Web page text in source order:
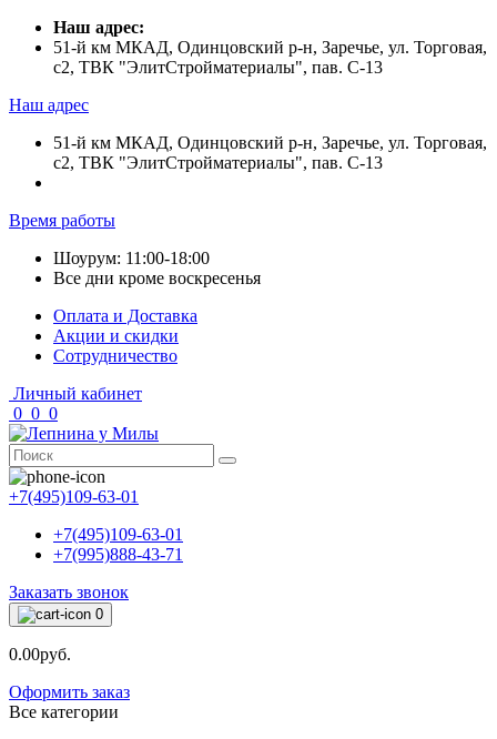
Наш адрес:
51-й км МКАД, Одинцовский р-н, Заречье, ул. Торговая,
с2, ТВК "ЭлитСтройматериалы", пав. С-13
Наш адрес
51-й км МКАД, Одинцовский р-н, Заречье, ул. Торговая,
с2, ТВК "ЭлитСтройматериалы", пав. С-13
Время работы
Шоурум: 11:00-18:00
Все дни кроме воскресенья
Оплата и Доставка
Акции и скидки
Cотрудничество
Личный кабинет
0 0 0
+7(495)109-63-01
+7(495)109-63-01
+7(995)888-43-71
Заказать звонок
0
0.00руб.
Оформить заказ
Все категории